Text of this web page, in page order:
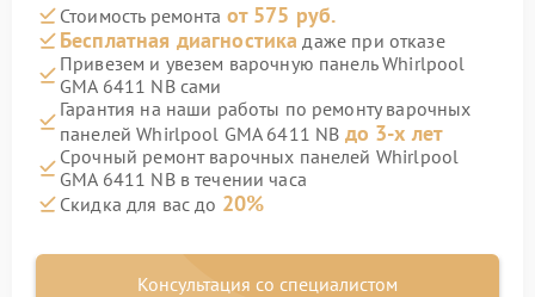
Стоимость ремонта от 575 руб.
Бесплатная диагностика даже при отказе
Привезем и увезем варочную панель Whirlpool
GMA 6411 NB сами
Гарантия на наши работы по ремонту варочных
панелей Whirlpool GMA 6411 NB до 3-х лет
Срочный ремонт варочных панелей Whirlpool
GMA 6411 NB в течении часа
Скидка для вас до 20%
Консультация со специалистом